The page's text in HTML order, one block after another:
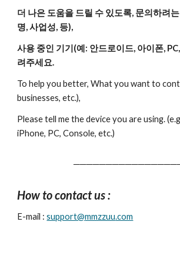
더 나은 도움을 드릴 수 있도록, 문의하려
명, 사업성, 등),
사용 중인 기기(예: 안드로이드, 아이폰,
려주세요.
To help you better, What you want to
businesses, etc.),
Please tell me the device you are using.
iPhone, PC, Console, etc.)
How to contact us :
E-mail : support@mmzzuu.com